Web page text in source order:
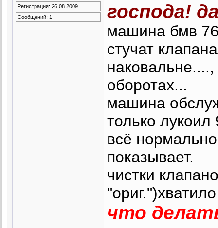
Регистрация: 26.08.2009
Сообщений: 1
господа!
машина бмв
стучат
оборотах...
машина
только лукоил
всё
показывает.
чистки
что